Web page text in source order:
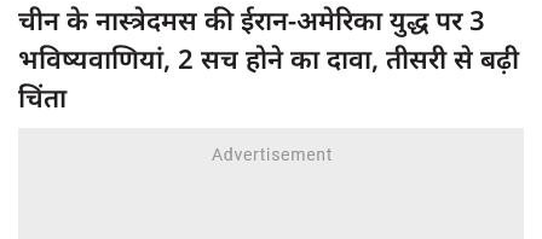
चीन के नास्त्रेदमस की ईरान-अमेरिका युद्ध पर 3
भविष्यवाणियां, 2 सच होने का दावा, तीसरी से बढ़ी
चिंता